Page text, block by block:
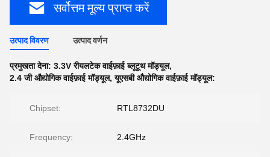
सर्वोत्तम मूल्य प्राप्त करें
उत्पाद विवरण उत्पाद वर्णन
प्रमुखता देना: 3.3V रीयलटेक वाईफ़ाई ब्लूटूथ मॉड्यूल,
2.4 जी औद्योगिक वाईफ़ाई मॉड्यूल,यूएसबी औद्योगिक वाईफ़ाई मॉड्यूल:
Chipset: RTL8732DU
Frequency: 2.4GHz